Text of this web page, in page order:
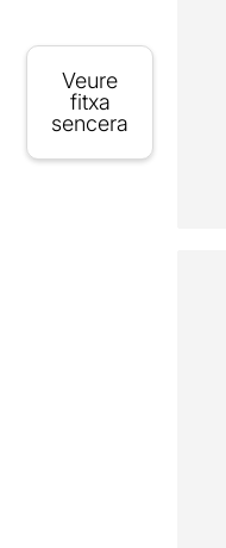
Veure
fitxa
sencera